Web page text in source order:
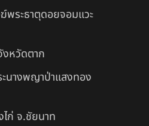
พระธาตุดอยจอมแวะ
หวัดตาก
นางพญาป่าแสงทอง
ไก่ จ.ชัยนาท